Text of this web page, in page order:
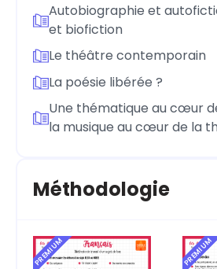
Autobiographie et
et biofiction
Le théâtre contemporain
La poésie libérée ?
Une thématique au cœur
la musique au cœur de la
Méthodologie
PREMIUM PREMIUM